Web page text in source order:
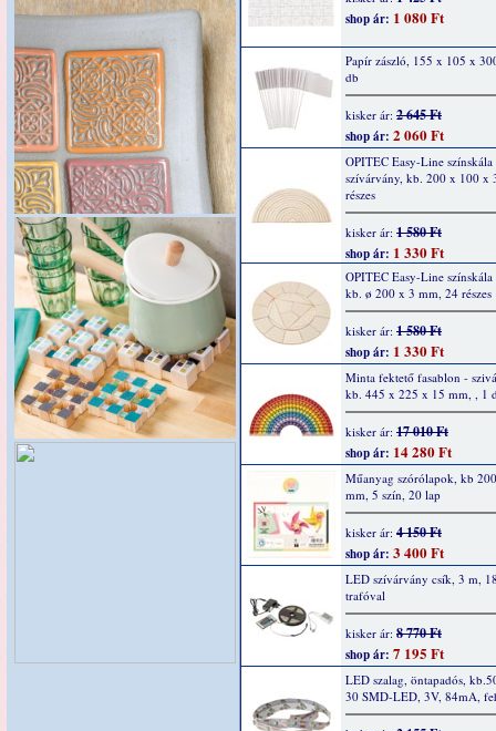
shop ár: 1 080 Ft
Papír zászló, 155 x 105 x
db
kisker ár: 2 645 Ft
shop ár: 2 060 Ft
OPITEC Easy-Line színskála
szívárvány, kb. 200 x 100 x
részes
kisker ár: 1 580 Ft
shop ár: 1 330 Ft
OPITEC Easy-Line
kb. ø 200 x 3 mm, 24 részes
kisker ár: 1 580 Ft
shop ár: 1 330 Ft
Minta fektető fasablon -
kb. 445 x 225 x 15 mm, , 1
kisker ár: 17 010 Ft
shop ár: 14 280 Ft
Műanyag szórólapok, kb
mm, 5 szín, 20 lap
kisker ár: 4 150 Ft
shop ár: 3 400 Ft
LED szívárvány csík, 3 m,
trafóval
kisker ár: 8 770 Ft
shop ár: 7 195 Ft
LED szalag, öntapadós,
30 SMD-LED, 3V, 84mA,